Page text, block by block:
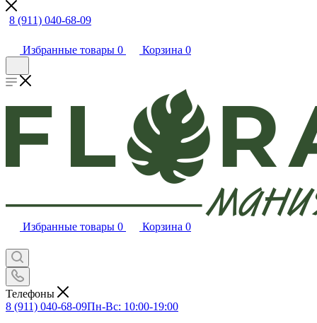
8 (911) 040-68-09
Избранные товары 0 Корзина 0
Избранные товары 0 Корзина 0
Телефоны
8 (911) 040-68-09Пн-Вс: 10:00-19:00